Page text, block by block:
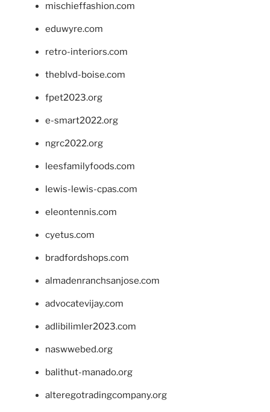
mischieffashion.com
eduwyre.com
retro-interiors.com
theblvd-boise.com
fpet2023.org
e-smart2022.org
ngrc2022.org
leesfamilyfoods.com
lewis-lewis-cpas.com
eleontennis.com
cyetus.com
bradfordshops.com
almadenranchsanjose.com
advocatevijay.com
adlibilimler2023.com
naswwebed.org
balithut-manado.org
alteregotradingcompany.org